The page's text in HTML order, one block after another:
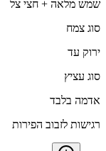
שמש מלאה + חצי צל
סוג צמח
ירוק עד
סוג עציץ
אדמה בלבד
רגישות לזבוב הפירות